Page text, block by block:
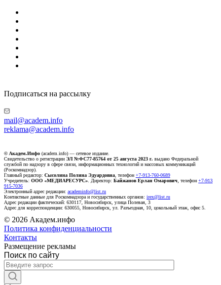
Подписаться на рассылку
mail@academ.info
reklama@academ.info
© Академ.Инфо (academ.info) — сетевое издание.
Свидетельство о регистрации ЭЛ №ФС77-85764 от 25 августа 2023 г. выдано Федеральной
службой по надзору в сфере связи, информационных технологий и массовых коммуникаций
(Роскомнадзор).
Главный редактор: Сысолина Полина Эдуардовна , телефон +7-913-760-0689
Учредитель: ООО «МЕДИАРЕСУРС» . Директор: Байжанов Ерлан Омарович , телефон +7-913
915-7036
Электронный адрес редакции: academinfo@list.ru
Контактные данные для Роскомнадзора и государственных органов: irex@list.ru
Адрес редакции фактический: 630117, Новосибирск, улица Полевая, 3
Адрес для корреспонденции: 630055, Новосибирск, ул. Разъездная, 10, цокольный этаж, офис 5.
© 2026 Академ.инфо
Политика конфиденциальности
Контакты
Размещение рекламы
Поиск по сайту